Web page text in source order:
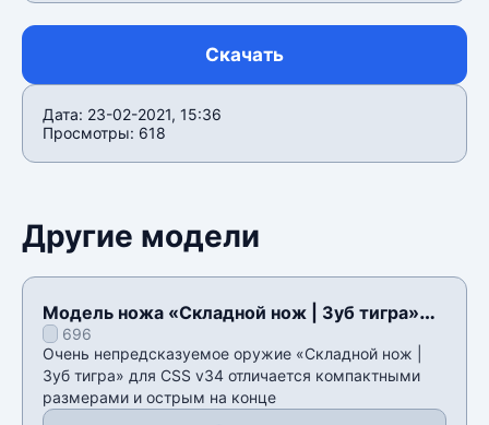
Скачать
Дата: 23-02-2021, 15:36
Просмотры: 618
Другие модели
Модель ножа «Складной нож | Зуб тигра»
для CSS v34
696
Очень непредсказуемое оружие «Складной нож |
Зуб тигра» для CSS v34 отличается компактными
размерами и острым на конце